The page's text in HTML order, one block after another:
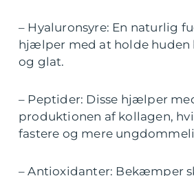
– Hyaluronsyre: En naturlig
hjælper med at holde huden
og glat.
– Peptider: Disse hjælper
produktionen af kollagen,
fastere og mere
– Antioxidanter: Bekæmper